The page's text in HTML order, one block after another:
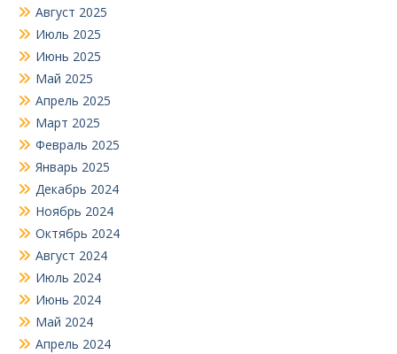
Август 2025
Июль 2025
Июнь 2025
Май 2025
Апрель 2025
Март 2025
Февраль 2025
Январь 2025
Декабрь 2024
Ноябрь 2024
Октябрь 2024
Август 2024
Июль 2024
Июнь 2024
Май 2024
Апрель 2024